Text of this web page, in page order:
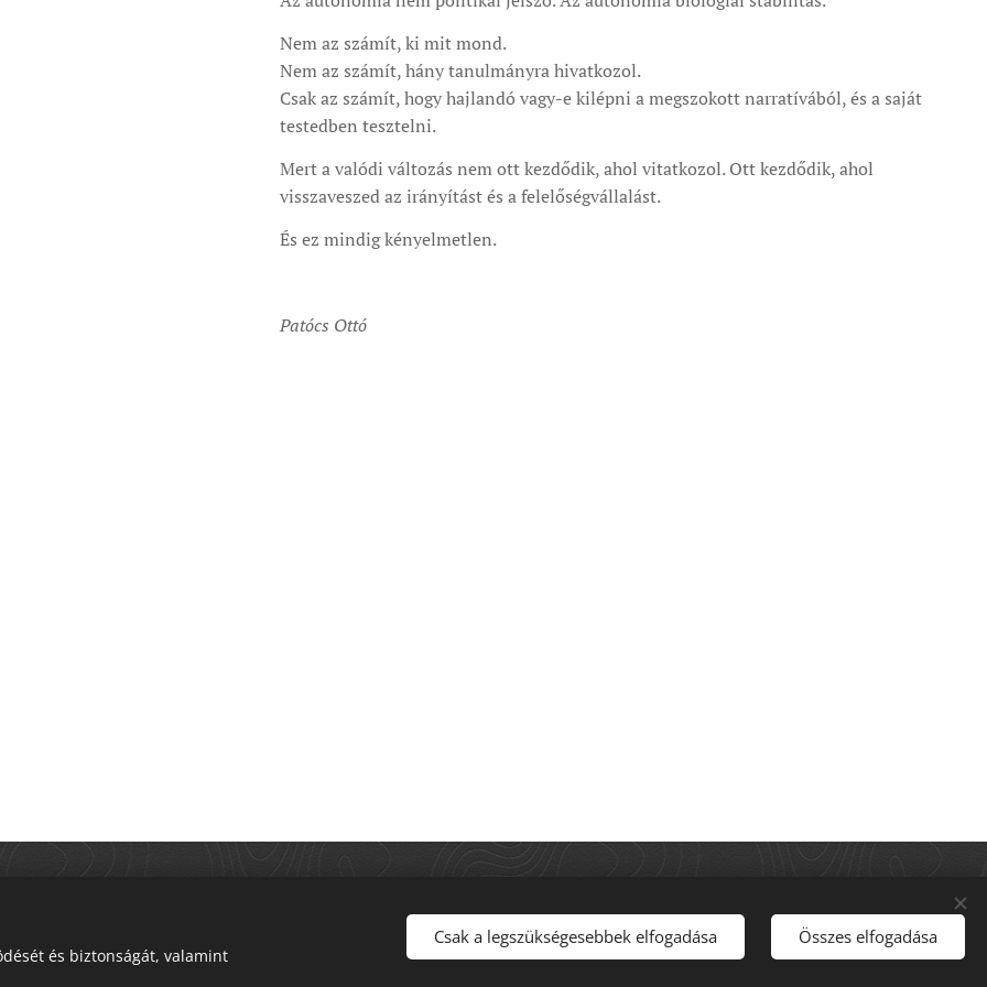
Nem az számít, ki mit mond.
Nem az számít, hány tanulmányra hivatkozol.
Csak az számít, hogy hajlandó vagy-e kilépni a megszokott narratívából, és a saját
testedben tesztelni.
Mert a valódi változás nem ott kezdődik, ahol vitatkozol. Ott kezdődik, ahol
visszaveszed az irányítást és a felelőségvállalást.
És ez mindig kényelmetlen.
Patócs Ottó
https://patocsotto.com
és biztonságát, valamint
Csak a legszükségesebbek elfogadása Összes elfogadása